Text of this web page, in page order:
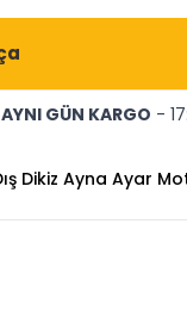
AYNI GÜN KARGO -
Dikiz Ayna Ayar